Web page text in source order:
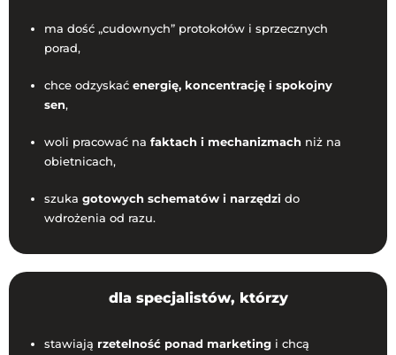
ma dość „cudownych” protokołów i sprzecznych
porad,
chce odzyskać energię, koncentrację i spokojny
sen,
woli pracować na faktach i mechanizmach niż na
obietnicach,
szuka gotowych schematów i narzędzi do
wdrożenia od razu.
dla specjalistów, którzy
stawiają rzetelność ponad marketing i chcą